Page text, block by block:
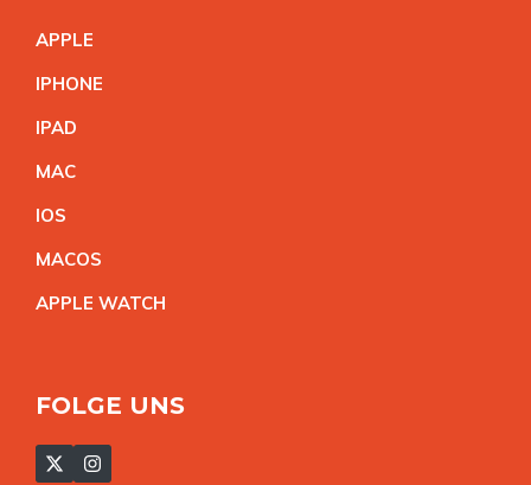
APPLE
IPHONE
IPAD
MAC
IOS
MACOS
APPLE WATCH
FOLGE UNS